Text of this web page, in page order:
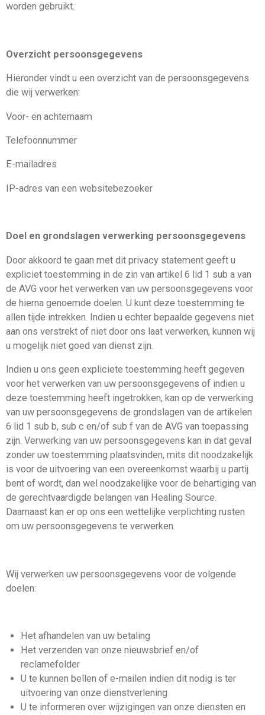
worden gebruikt.
Overzicht persoonsgegevens
Hieronder vindt u een overzicht van de persoonsgegevens
die wij verwerken:
Voor- en achternaam
Telefoonnummer
E-mailadres
IP-adres van een websitebezoeker
Doel en grondslagen verwerking persoonsgegevens
Door akkoord te gaan met dit privacy statement geeft u
expliciet toestemming in de zin van artikel 6 lid 1 sub a van
de AVG voor het verwerken van uw persoonsgegevens voor
de hierna genoemde doelen. U kunt deze toestemming te
allen tijde intrekken. Indien u echter bepaalde gegevens niet
aan ons verstrekt of niet door ons laat verwerken, kunnen wij
u mogelijk niet goed van dienst zijn.
Indien u ons geen expliciete toestemming heeft gegeven
voor het verwerken van uw persoonsgegevens of indien u
deze toestemming heeft ingetrokken, kan op de verwerking
van uw persoonsgegevens de grondslagen van de artikelen
6 lid 1 sub b, sub c en/of sub f van de AVG van toepassing
zijn. Verwerking van uw persoonsgegevens kan in dat geval
zonder uw toestemming plaatsvinden, mits dit noodzakelijk
is voor de uitvoering van een overeenkomst waarbij u partij
bent of wordt, dan wel noodzakelijke voor de behartiging van
de gerechtvaardigde belangen van Healing Source.
Daarnaast kan er op ons een wettelijke verplichting rusten
om uw persoonsgegevens te verwerken.
Wij verwerken uw persoonsgegevens voor de volgende
doelen:
Het afhandelen van uw betaling
Het verzenden van onze nieuwsbrief en/of
reclamefolder
U te kunnen bellen of e-mailen indien dit nodig is ter
uitvoering van onze dienstverlening
U te informeren over wijzigingen van onze diensten en